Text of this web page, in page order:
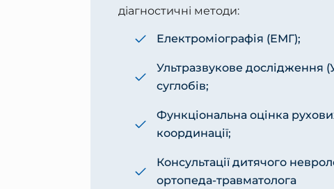
діагностичні методи:
Електроміографія (ЕМГ);
Ультразвукове дослідження
суглобів;
Функціональна оцінка
координації;
Консультації дитячого
ортопеда-травматолога